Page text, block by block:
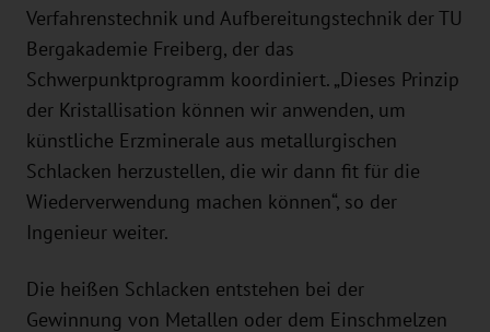
Verfahrenstechnik und Aufbereitungstechnik der TU
Bergakademie Freiberg, der das
Schwerpunktprogramm koordiniert. „Dieses Prinzip
der Kristallisation können wir anwenden, um
künstliche Erzminerale aus metallurgischen
Schlacken herzustellen, die wir dann fit für die
Wiederverwendung machen können“, so der
Ingenieur weiter.
Die heißen Schlacken entstehen bei der
Gewinnung von Metallen oder dem Einschmelzen